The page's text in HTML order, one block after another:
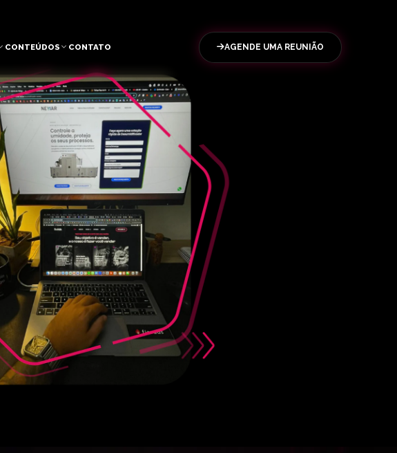
CONTEÚDOS CONTATO AGENDE UMA REUNIÃO